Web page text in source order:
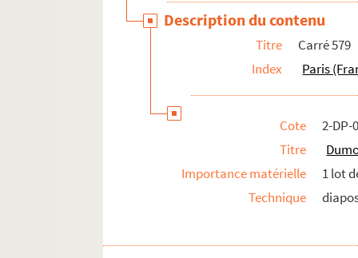
Description du contenu
Titre
Carré 579
Index
Paris
Cote
2-DP-
Titre
Importance matérielle
1 lot
Technique